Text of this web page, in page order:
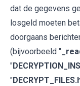
dat de gegevens
losgeld moeten
doorgaans
(bijvoorbeeld "
"
"